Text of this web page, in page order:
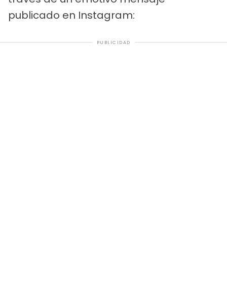
publicado en Instagram:
PUBLICIDAD